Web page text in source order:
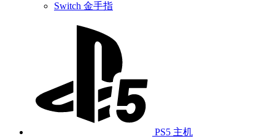
Switch 金手指
PS5 主机